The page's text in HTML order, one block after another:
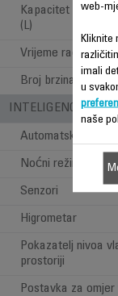
Kapacitet
(L)
Vrijeme rada
Broj brzina
INTELIGENCIJA
Automatski način
Noćni režim
Senzori
Higrometar
Pokazatelj nivoa
prostoriji
Postavka za omjer
web-
Kliknite
imali
u
naše